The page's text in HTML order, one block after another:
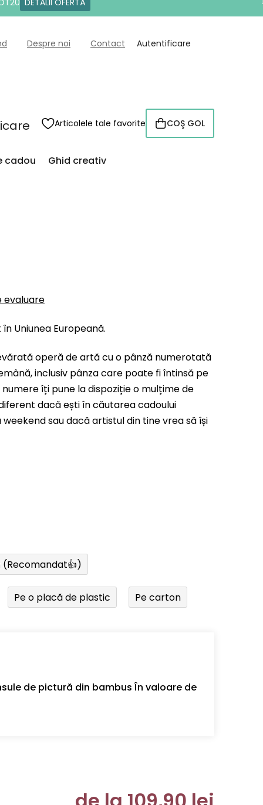
DETALII OFERTĂ
Despre noi Contact Autentificare
Articolele tale favorite
COŞ
DE
COŞ GOL
cadou Ghid creativ
evaluare
Uniunea Europeană.
operă de artă cu o pânză numerotată
inclusiv pânza care poate fi întinsă pe
îți pune la dispoziție o mulțime de
dacă ești în căutarea cadoului
sau dacă artistul din tine vrea să își
Pe o placă de plastic Pe carton
de pictură din bambus În valoare de